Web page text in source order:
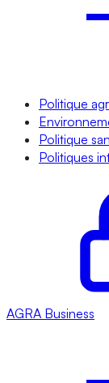
Politique
Politique
Politiques
AGRA Business